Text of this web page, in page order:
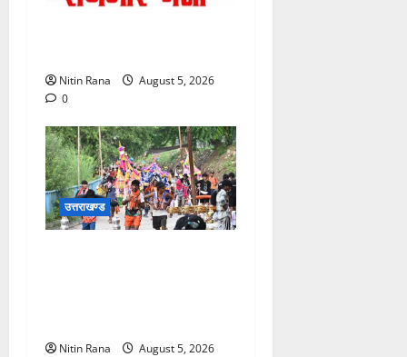
Nitin Rana
August 5, 2026
0
उत्तराखण्ड
Nitin Rana
August 5, 2026